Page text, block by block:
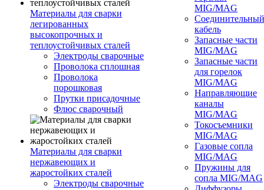
Материалы для сварки
легированных
высокопрочных и
теплоустойчивых сталей
Электроды сварочные
Проволока сплошная
Проволока
порошковая
Прутки присадочные
Флюс сварочный
Материалы для сварки
нержавеющих и
жаростойких сталей
Электроды сварочные
MIG/MAG
Соединительный
кабель
Запасные части
MIG/MAG
Запасные части
для горелок
MIG/MAG
Направляющие
каналы
MIG/MAG
Токосъемники
MIG/MAG
Газовые сопла
MIG/MAG
Пружины для
сопла MIG/MAG